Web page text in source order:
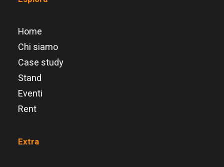
Home
Chi siamo
Case study
Stand
Eventi
Rent
Extra